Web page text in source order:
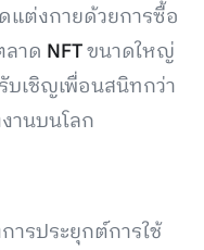
แต่งกายด้วยการซื้อ
าด NFTขนาดใหญ่
บเชิญเพื่อนสนิทกว่า
านบนโลก
ารประยุกต์การใช้